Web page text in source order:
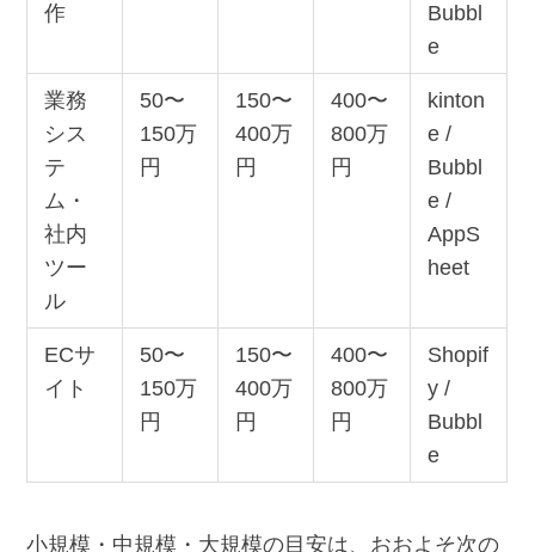
作
Bubbl
e
業務
シス
テ
ム・
社内
ツー
ル
50〜
150万
円
150〜
400万
円
400〜
800万
円
kinton
e /
Bubbl
e /
AppS
heet
ECサ
イト
50〜
150万
円
150〜
400万
円
400〜
800万
円
Shopif
y /
Bubbl
e
小規模・中規模・大規模の目安は、おおよそ次の